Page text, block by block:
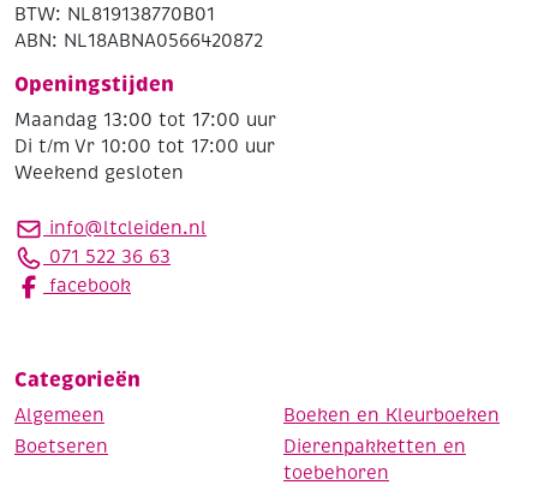
BTW: NL819138770B01
ABN: NL18ABNA0566420872
Openingstijden
Maandag 13:00 tot 17:00 uur
Di t/m Vr 10:00 tot 17:00 uur
Weekend gesloten
info@ltcleiden.nl
071 522 36 63
facebook
Categorieën
Algemeen
Boeken en Kleurboeken
Boetseren
Dierenpakketten en
toebehoren